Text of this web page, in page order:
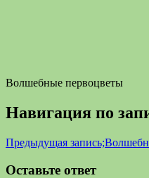
Волшебные первоцветы
Навигация по
Предыдущая запись;
Оставьте ответ